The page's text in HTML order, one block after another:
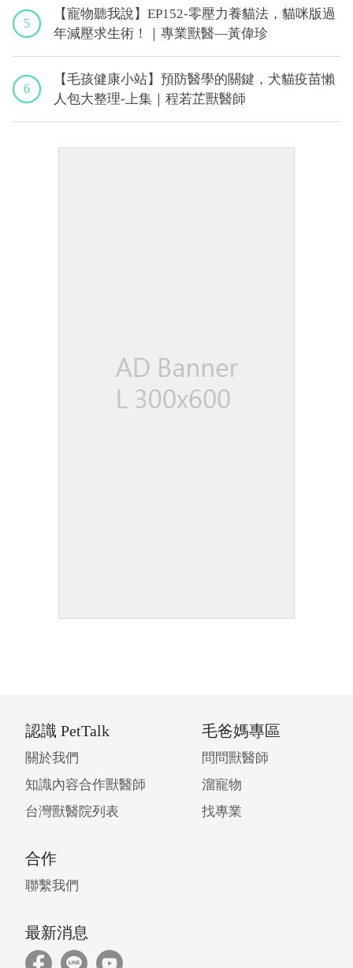
5
【寵物聽我說】EP152-零壓力養貓法，貓咪版過
年減壓求生術！｜專業獸醫—黃偉珍
6
【毛孩健康小站】預防醫學的關鍵，犬貓疫苗懶
人包大整理-上集｜程若芷獸醫師
認識 PetTalk
關於我們
知識內容合作獸醫師
台灣獸醫院列表
毛爸媽專區
問問獸醫師
溜寵物
找專業
合作
聯繫我們
最新消息